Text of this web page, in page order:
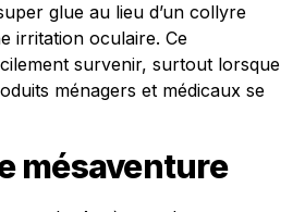
glue au lieu d’un collyre
irritation oculaire. Ce
survenir, surtout lorsque
ménagers et médicaux se
mésaventure